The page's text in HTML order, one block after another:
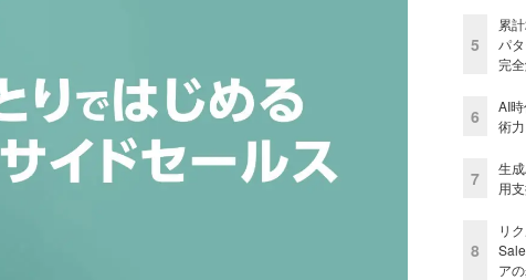
5
累
パ
完
6
AI
術
7
生
用
8
リ
ア